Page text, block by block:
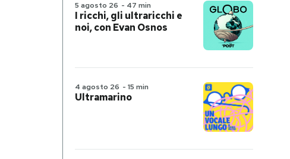
5 agosto 26 - 47 min
I ricchi, gli ultraricchi e
noi, con Evan Osnos
4 agosto 26 - 15 min
Ultramarino